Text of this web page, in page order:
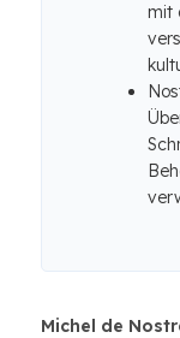
mit
Michel de